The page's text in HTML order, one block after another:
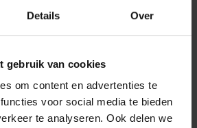
Details Over
gebruik van cookies
om content en advertenties te
voor social media te bieden
te analyseren. Ook delen we
En behandelingen hebben vaak
vermoeidheid, benauwdheid,
zowel wat betreft het lichamelijke
als de sociale omgeving en de